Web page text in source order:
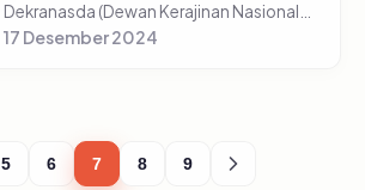
Dekranasda (Dewan Kerajinan Nasional
Daerah) Kabupaten Pasuruan
17 Desember 2024
5 6 7 8 9